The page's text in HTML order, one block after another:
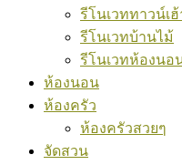
รีโนเวททาวน์เ
รีโนเวทบ้านไม้
รีโนเวทห้องนอ
ห้องนอน
ห้องครัว
ห้องครัวสวยๆ
จัดสวน